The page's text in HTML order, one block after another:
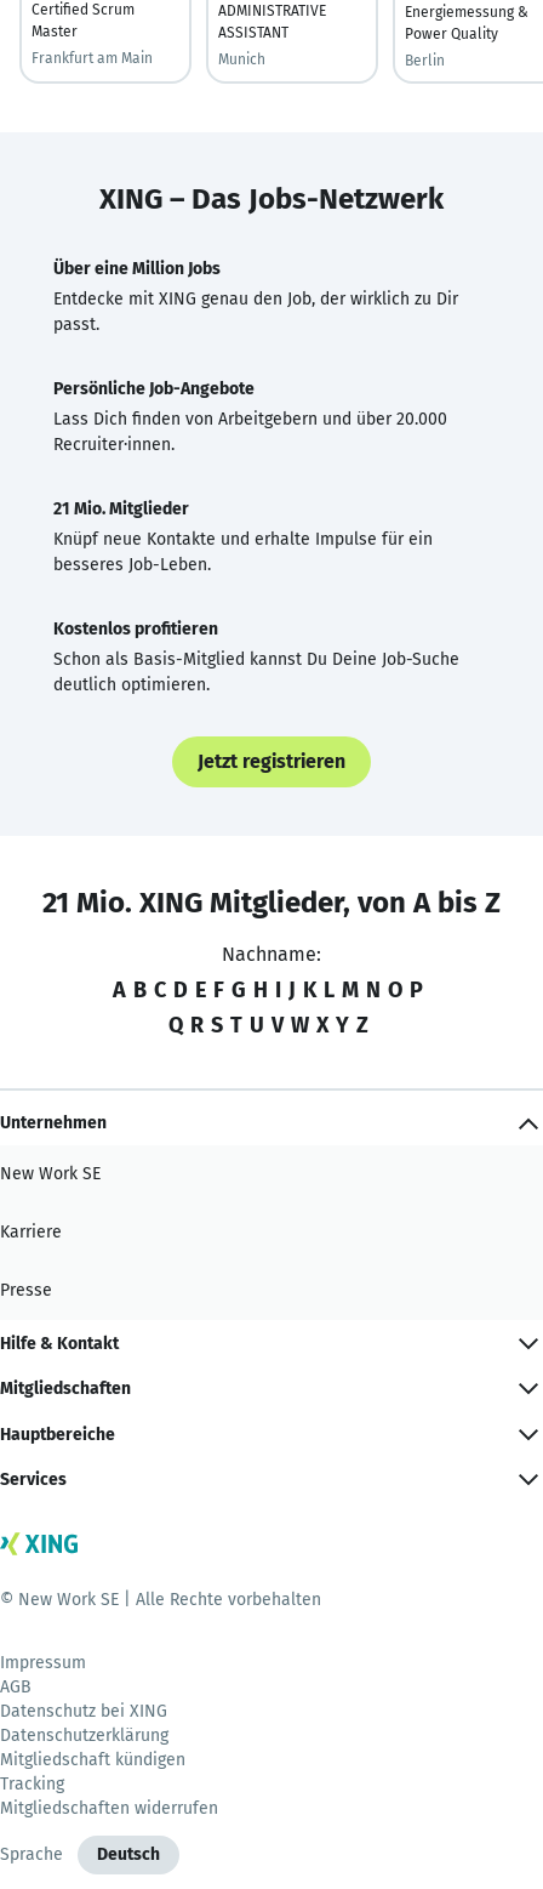
Certified Scrum
Master
Frankfurt am Main
ADMINISTRATIVE
ASSISTANT
Munich
Energiemessung &
Power Quality
Berlin
XING – Das Jobs-Netzwerk
Über eine Million Jobs
Entdecke mit XING genau den Job, der wirklich zu Dir
passt.
Persönliche Job-Angebote
Lass Dich finden von Arbeitgebern und über 20.000
Recruiter·innen.
21 Mio. Mitglieder
Knüpf neue Kontakte und erhalte Impulse für ein
besseres Job-Leben.
Kostenlos profitieren
Schon als Basis-Mitglied kannst Du Deine Job-Suche
deutlich optimieren.
Jetzt registrieren
21 Mio. XING Mitglieder, von A bis Z
Nachname:
A B C D E F G H I J K L M N O P
Q R S T U V W X Y Z
Unternehmen
New Work SE
Karriere
Presse
Hilfe & Kontakt
Mitgliedschaften
Hauptbereiche
Services
© New Work SE | Alle Rechte vorbehalten
Impressum
AGB
Datenschutz bei XING
Datenschutzerklärung
Mitgliedschaft kündigen
Tracking
Mitgliedschaften widerrufen
Sprache Deutsch